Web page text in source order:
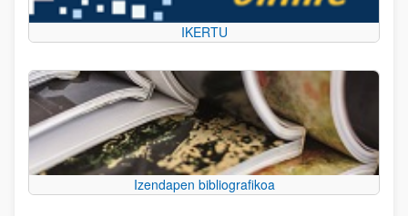
IKERTU
Izendapen bibliografikoa